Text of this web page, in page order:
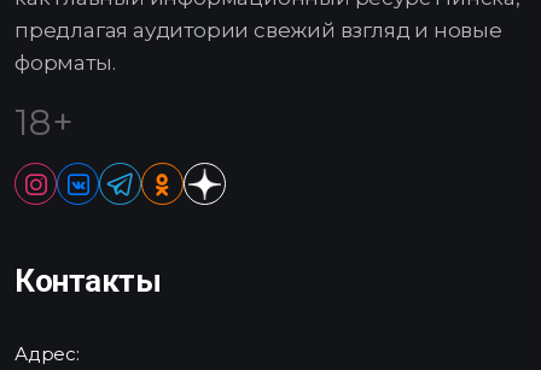
предлагая аудитории свежий взгляд и новые
форматы.
18+
Контакты
Адрес: